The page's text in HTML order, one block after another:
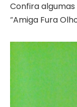
Confira
“Amiga Fura